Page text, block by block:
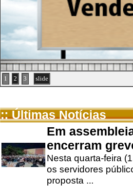
1 2 3 slide
:: Últimas Notícias
Em
encerram
Nesta quarta-feira
os servidores
proposta ...